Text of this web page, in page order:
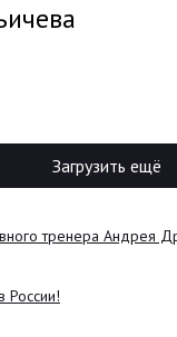
Загрузить ещё
тренера Андрея
России!